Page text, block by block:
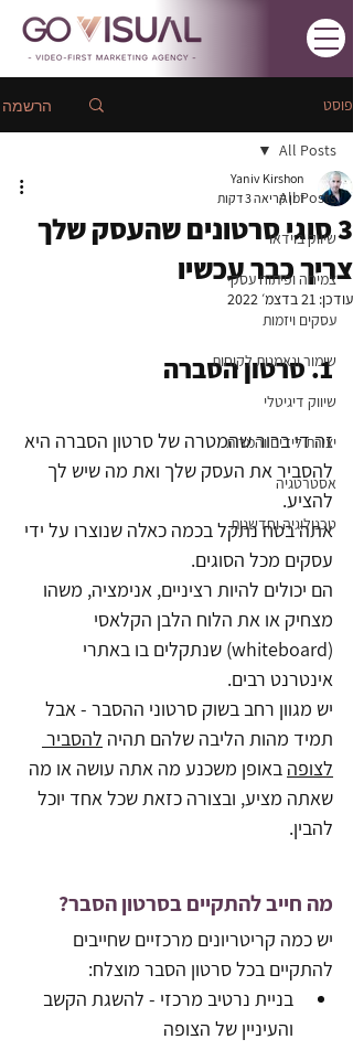
פוסט הרשמה
All Posts
שיווק בוידאו
צמיחה ופיתוח עסקי
עסקים ויזמות
שימור ונאמנות לקוחות
שיווק דיגיטלי
יצירת לידים והמרות
אסטרטגיה
טכנולוגיה וחדשנות
All Posts
3 סוגי סרטונים שהעסק שלך
צריך כבר עכשיו
Yaniv Kirshon
זמן קריאה 3 דקות
עודכן: 21 בדצמ׳ 2022
1. סרטון הסברה
זה די ברור שהמטרה של סרטון הסברה היא
להסביר את העסק שלך ואת מה שיש לך
להציע.
אתה בטח נתקל בכמה כאלה שנוצרו על ידי
עסקים מכל הסוגים.
הם יכולים להיות רציניים, אנימציה, משהו
מצחיק או את הלוח הלבן הקלאסי
(whiteboard) שנתקלים בו באתרי
אינטרנט רבים.
יש מגוון רחב בשוק סרטוני ההסבר - אבל
תמיד מהות הליבה שלהם תהיה להסביר
לצופה באופן משכנע מה אתה עושה או מה
שאתה מציע, ובצורה כזאת שכל אחד יוכל
להבין.
מה חייב להתקיים בסרטון הסבר?
יש כמה קריטריונים מרכזיים שחייבים
להתקיים בכל סרטון הסבר מוצלח:
בניית נרטיב מרכזי - להשגת הקשב
והעיניין של הצופה